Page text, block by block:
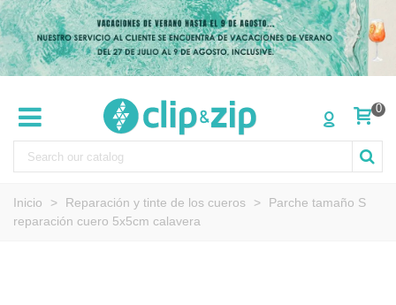
0
Inicio > Reparación y tinte de los cueros >
Parche tamaño S
reparación cuero 5x5cm calavera